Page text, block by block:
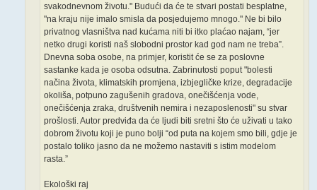
svakodnevnom životu." Budući da će te stvari postati besplatne,
"na kraju nije imalo smisla da posjedujemo mnogo." Ne bi bilo
privatnog vlasništva nad kućama niti bi itko plaćao najam, “jer
netko drugi koristi naš slobodni prostor kad god nam ne treba”.
Dnevna soba osobe, na primjer, koristit će se za poslovne
sastanke kada je osoba odsutna. Zabrinutosti poput "bolesti
načina života, klimatskih promjena, izbjegličke krize, degradacije
okoliša, potpuno zagušenih gradova, onečišćenja vode,
onečišćenja zraka, društvenih nemira i nezaposlenosti" su stvar
prošlosti. Autor predviđa da će ljudi biti sretni što će uživati u tako
dobrom životu koji je puno bolji “od puta na kojem smo bili, gdje je
postalo toliko jasno da ne možemo nastaviti s istim modelom
rasta.”
Ekološki raj